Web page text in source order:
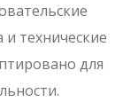
технические
для